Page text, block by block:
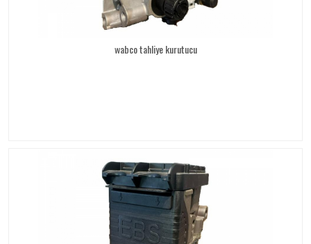
wabco tahliye kurutucu